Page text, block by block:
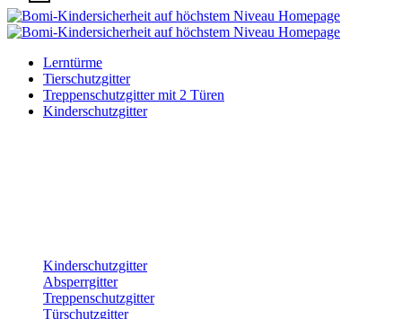
Lerntürme
Tierschutzgitter
Treppenschutzgitter mit 2 Türen
Kinderschutzgitter
Kinderschutzgitter
Absperrgitter
Treppenschutzgitter
Türschutzgitter